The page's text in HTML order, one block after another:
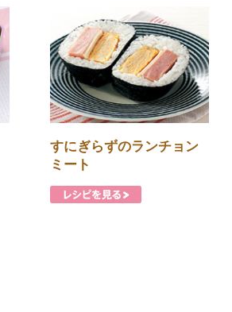
すにぎらずのランチョン
ミート